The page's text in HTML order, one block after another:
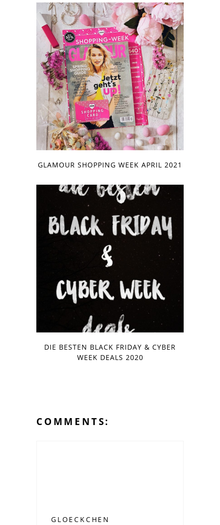
GLAMOUR SHOPPING WEEK APRIL 2021
DIE BESTEN BLACK FRIDAY & CYBER
WEEK DEALS 2020
COMMENTS:
GLOECKCHEN